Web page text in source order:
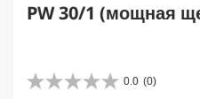
PW 30/1 (мощная
0.0 (0)
0